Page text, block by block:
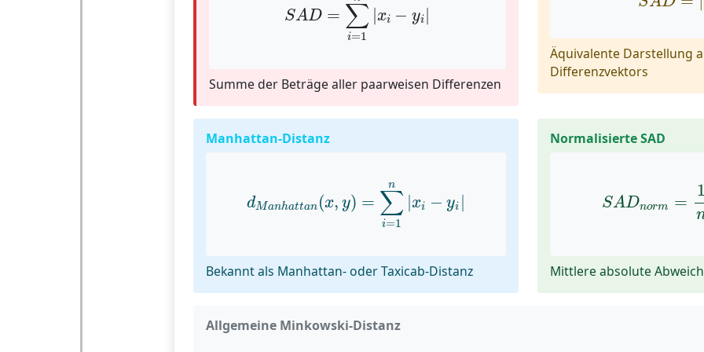
SAD = ∑
i=1
|xi − yi |
Summe der Beträge aller paarweisen Differenzen
Äquivalente Darstellung
Differenzvektors
Manhattan-Distanz
dManhattan (x, y) =
n
∑
i=1
|xi − yi |
∑
Bekannt als Manhattan- oder Taxicab-Distanz
Normalisierte SAD
SADnorm =
1
n
Mittlere absolute
Allgemeine Minkowski-Distanz